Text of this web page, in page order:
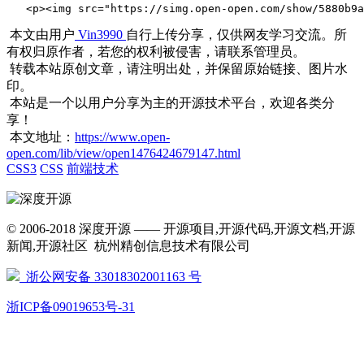
<p><img src="https://simg.open-open.com/show/
本文由用户 Vin3990 自行上传分享，仅供网友学习交流。所
有权归原作者，若您的权利被侵害，请联系管理员。
转载本站原创文章，请注明出处，并保留原始链接、图片水
印。
本站是一个以用户分享为主的开源技术平台，欢迎各类分
享！
本文地址： https://www.open-
open.com/lib/view/open1476424679147.html
CSS3 CSS 前端技术
© 2006-2018 深度开源 —— 开源项目,开源代码,开源文档,开源
新闻,开源社区 杭州精创信息技术有限公司
浙公网安备 33018302001163 号
浙ICP备09019653号-31